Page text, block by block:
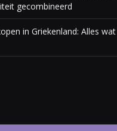
gecombineerd
in Griekenland: Alles